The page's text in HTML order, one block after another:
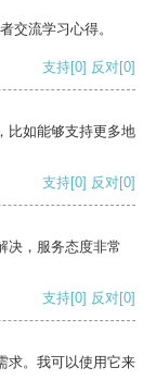
交流学习心得。
支持[0] 反对[0]
比如能够支持更多地
支持[0] 反对[0]
决，服务态度非常
支持[0] 反对[0]
求。我可以使用它来